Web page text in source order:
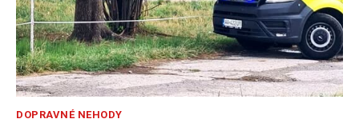
DOPRAVNÉ NEHODY